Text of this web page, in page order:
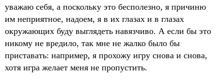
уважаю себя, а поскольку это бесполезно, я причиню
им неприятное, надоем, я в их глазах и в глазах
окружающих буду выглядеть навязчиво. А если бы это
никому не вредило, так мне не жалко было бы
приставать: например, я прохожу игру снова и снова,
хотя игра желает меня не пропустить.